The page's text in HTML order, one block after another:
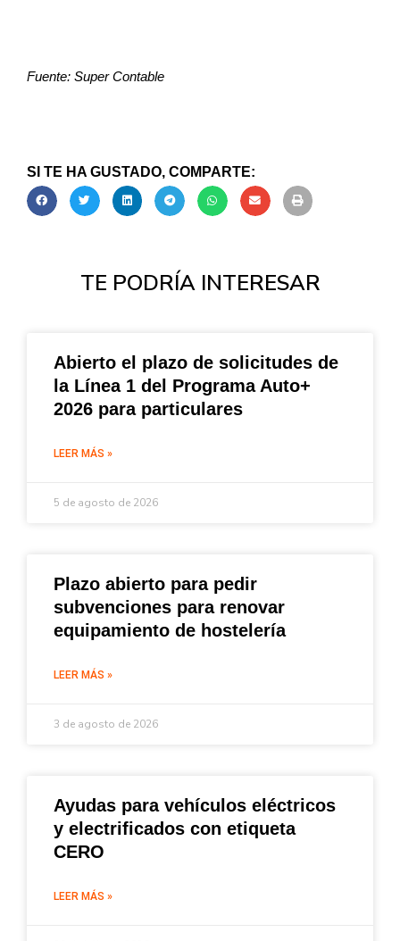
Fuente: Super Contable
SI TE HA GUSTADO, COMPARTE:
TE PODRÍA INTERESAR
Abierto el plazo de solicitudes de
la Línea 1 del Programa Auto+
2026 para particulares
LEER MÁS »
5 de agosto de 2026
Plazo abierto para pedir
subvenciones para renovar
equipamiento de hostelería
LEER MÁS »
3 de agosto de 2026
Ayudas para vehículos eléctricos
y electrificados con etiqueta
CERO
LEER MÁS »